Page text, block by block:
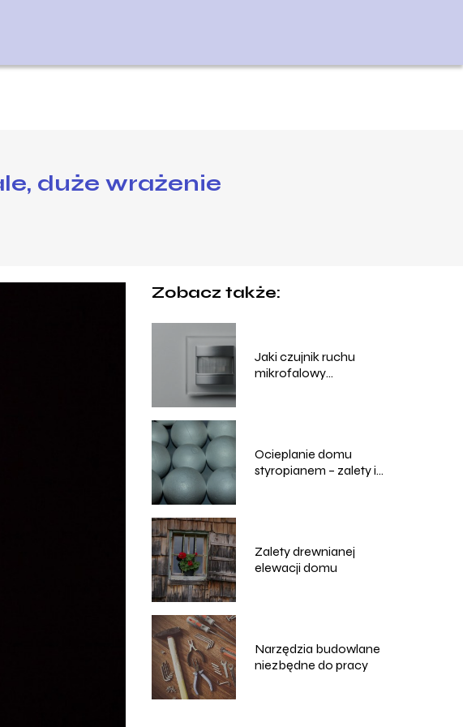
duże wrażenie
Zobacz także:
Jaki czujnik ruchu
mikrofalowy
Ocieplanie domu
styropianem – zalety i
Zalety drewnianej
elewacji domu
Narzędzia budowlane
niezbędne do pracy